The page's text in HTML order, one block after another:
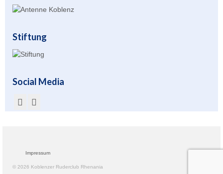
Stiftung
Social Media
Impressum
© 2026 Koblenzer Ruderclub Rhenania